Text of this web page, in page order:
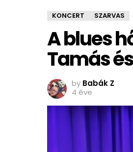
KONCERT SZARVAS
A blues
Tamás
by Babák Z
4 éve